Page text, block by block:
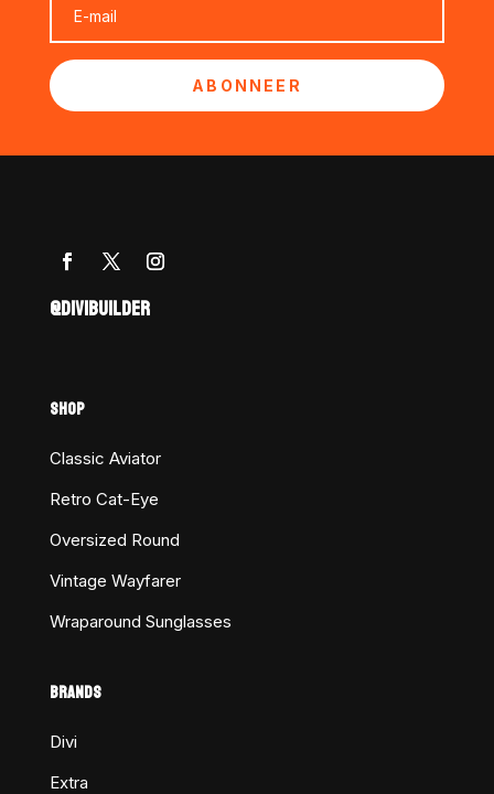
ABONNEER
@DIVIBUILDER
SHOP
Classic Aviator
Retro Cat-Eye
Oversized Round
Vintage Wayfarer
Wraparound Sunglasses
BRANDS
Divi
Extra